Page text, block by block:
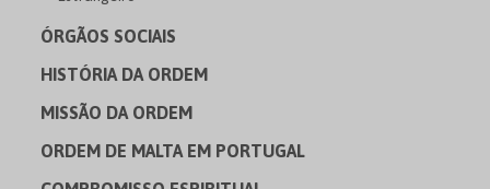
ÓRGÃOS SOCIAIS
HISTÓRIA DA ORDEM
MISSÃO DA ORDEM
ORDEM DE MALTA EM PORTUGAL